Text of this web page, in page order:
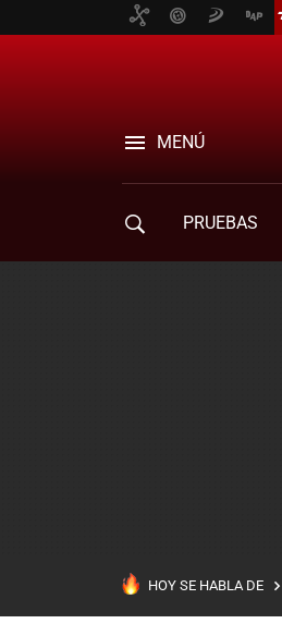
MENÚ
PRUEBAS
HOY SE HABLA DE